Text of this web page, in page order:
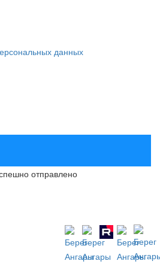
данных
отправлено